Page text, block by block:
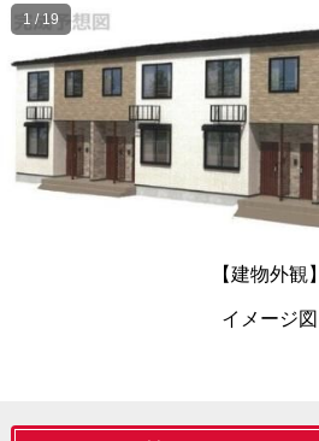
【建物外観】
イメージ図
1 / 19